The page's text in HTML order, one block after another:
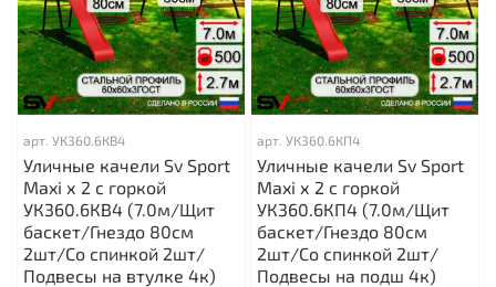
арт. УК360.6КВ4
Уличные качели Sv Sport
Maxi х 2 с горкой
УК360.6КВ4 (7.0м/Щит
баскет/Гнездо 80см
2шт/Со спинкой 2шт/
Подвесы на втулке 4к)
арт. УК360.6КП4
Уличные качели Sv Sport
Maxi х 2 с горкой
УК360.6КП4 (7.0м/Щит
баскет/Гнездо 80см
2шт/Со спинкой 2шт/
Подвесы на подш 4к)